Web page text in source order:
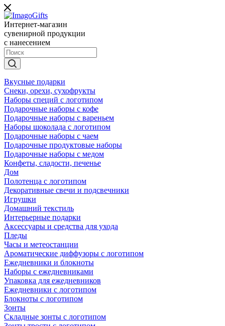
Интернет-магазин
сувенирной продукции
с нанесением
Вкусные подарки
Снеки, орехи, сухофрукты
Наборы специй с логотипом
Подарочные наборы с кофе
Подарочные наборы с вареньем
Наборы шоколада с логотипом
Подарочные наборы с чаем
Подарочные продуктовые наборы
Подарочные наборы с медом
Конфеты, сладости, печенье
Дом
Полотенца с логотипом
Декоративные свечи и подсвечники
Игрушки
Домашний текстиль
Интерьерные подарки
Аксессуары и средства для ухода
Пледы
Часы и метеостанции
Ароматические диффузоры с логотипом
Ежедневники и блокноты
Наборы с ежедневниками
Упаковка для ежедневников
Ежедневники с логотипом
Блокноты с логотипом
Зонты
Складные зонты с логотипом